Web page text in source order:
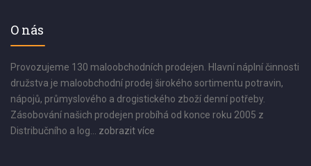
O nás
Provozujeme 130 maloobchodních prodejen. Hlavní náplní činnosti
družstva je maloobchodní prodej širokého sortimentu potravin,
nápojů, průmyslového a drogistického zboží denní potřeby.
Zásobování našich prodejen probíhá od konce roku 2005 z
Distribučního a log... zobrazit více